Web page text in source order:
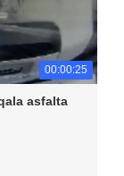
00:00:25
asfalta